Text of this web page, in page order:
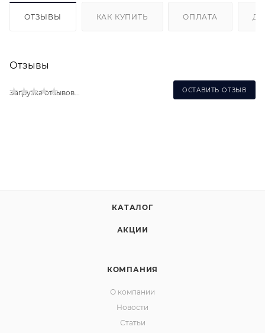
ОТЗЫВЫ КАК КУПИТЬ ОПЛАТА
Отзывы
ОСТАВИТЬ ОТЗЫВ
Загрузка отзывов...
КАТАЛОГ
АКЦИИ
КОМПАНИЯ
О компании
Новости
Статьи